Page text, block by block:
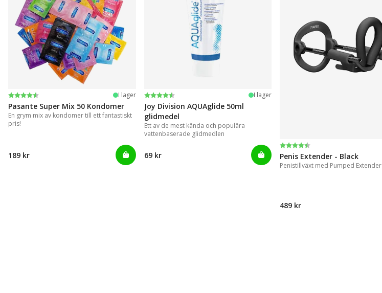
Betyg:
4.4 utav 5 stjärnor I lager
Pasante Super Mix 50 Kondomer
En grym mix av kondomer till ett fantastiskt
pris!
189 kr
Betyg:
4.2 utav 5 stjärnor I lager
Joy Division AQUAglide 50ml
glidmedel
Ett av de mest kända och populära
vattenbaserade glidmedlen
69 kr
Betyg:
4.4 utav 5 stjärnor
Penis Extender - Black
Penistillväxt med Pumped Extender
489 kr